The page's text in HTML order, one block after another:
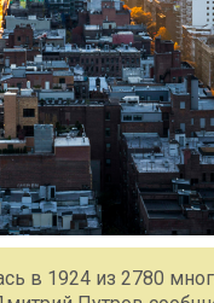
в 1924 из 2780